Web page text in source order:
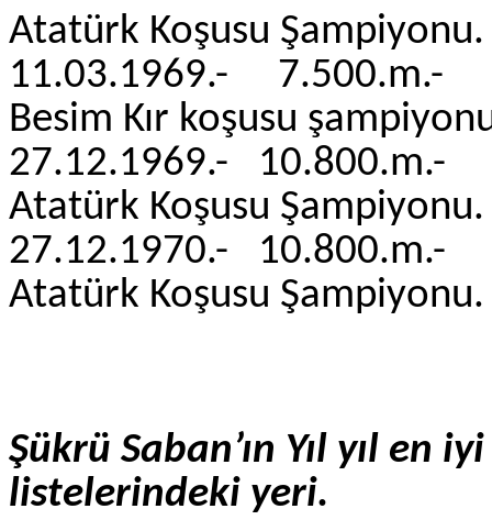
Atatürk Koşusu
11.03.1969.-
Besim Kır koşusu
27.12.1969.-
Atatürk Koşusu Şampiyonu.
27.12.1970.-
Atatürk Koşusu Şampiyonu.
Şükrü Saban’ın Yıl yıl en
listelerindeki yeri.